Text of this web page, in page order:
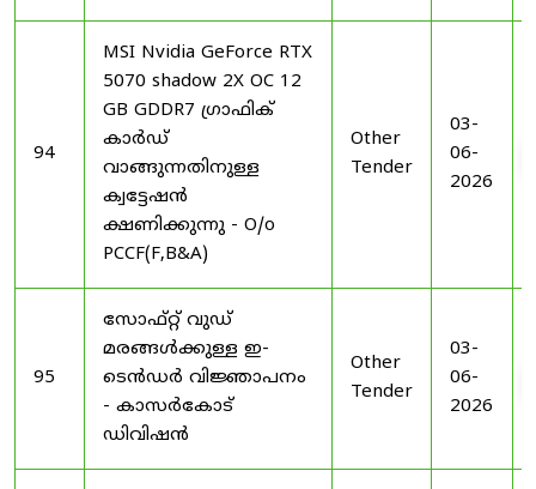
94
MSI Nvidia GeForce RTX
5070 shadow 2X OC 12
GB GDDR7 ഗ്രാഫിക്
കാർഡ്
വാങ്ങുന്നതിനുള്ള
ക്വട്ടേഷൻ
ക്ഷണിക്കുന്നു - O/o
PCCF(F,B&A)
Other
Tender
03-
06-
2026
95
സോഫ്റ്റ് വുഡ്
മരങ്ങൾക്കുള്ള ഇ-
ടെൻഡർ വിജ്ഞാപനം
- കാസർകോട്
ഡിവിഷൻ
Other
Tender
03-
06-
2026